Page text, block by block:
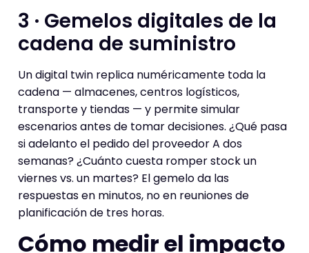
3 · Gemelos digitales de la
cadena de suministro
Un digital twin replica numéricamente toda la
cadena — almacenes, centros logísticos,
transporte y tiendas — y permite simular
escenarios antes de tomar decisiones. ¿Qué pasa
si adelanto el pedido del proveedor A dos
semanas? ¿Cuánto cuesta romper stock un
viernes vs. un martes? El gemelo da las
respuestas en minutos, no en reuniones de
planificación de tres horas.
Cómo medir el impacto